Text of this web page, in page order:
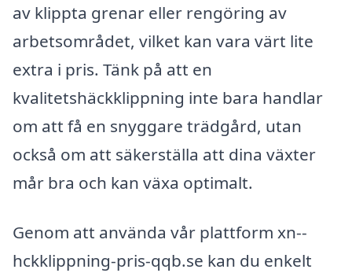
av klippta grenar eller rengöring av
arbetsområdet, vilket kan vara värt lite
extra i pris. Tänk på att en
kvalitetshäckklippning inte bara handlar
om att få en snyggare trädgård, utan
också om att säkerställa att dina växter
mår bra och kan växa optimalt.
Genom att använda vår plattform xn--
hckklippning-pris-qqb.se kan du enkelt